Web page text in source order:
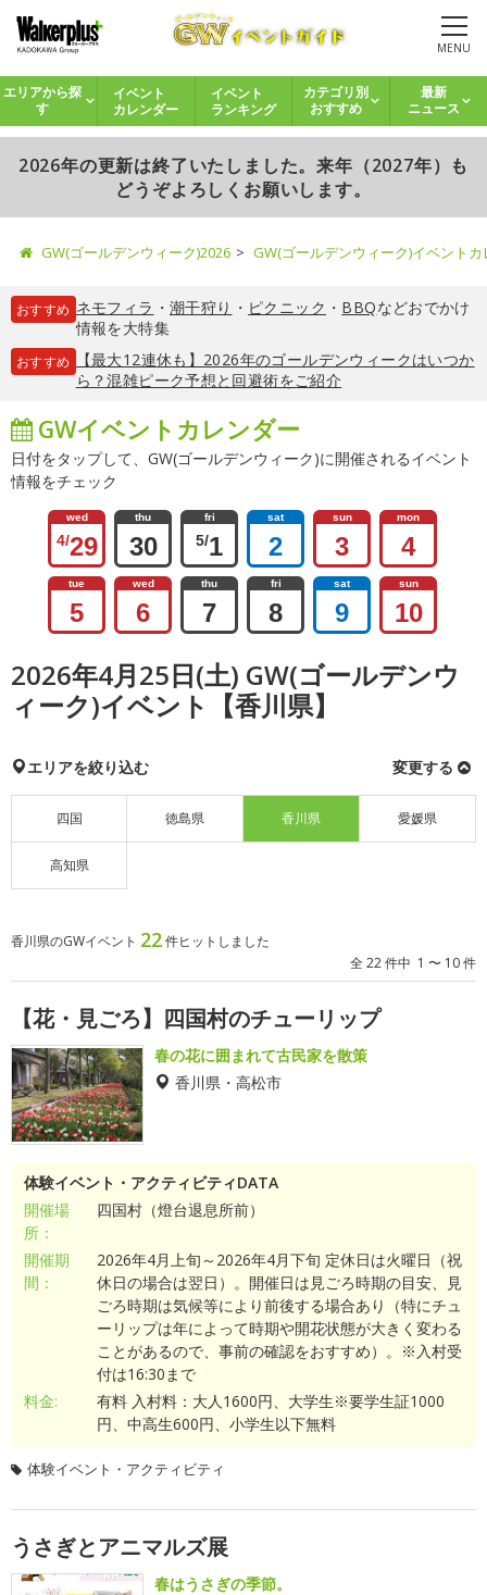
MENU
エリアから探
す
イベント
カレンダー
イベント
ランキング
カテゴリ別
おすすめ
最新
ニュース
2026年の更新は終了いたしました。来年（2027年）も
どうぞよろしくお願いします。
GW(ゴールデンウィーク)2026 GW(ゴールデンウィーク)イベント
おすすめ ネモフィラ ・ 潮干狩り ・ ピクニック ・ BBQなどおでかけ
情報を大特集
おすすめ
【最大12連休も】2026年のゴールデンウィークはいつか
ら？混雑ピーク予想と回避術をご紹介
GWイベントカレンダー
日付をタップして、GW(ゴールデンウィーク)に開催されるイベント
情報をチェック
wed
4/29
thu
30
fri
5/1
sat
2
sun
3
mon
4
tue
5
wed
6
thu
7
fri
8
sat
9
sun
10
2026年4月25日(土) GW(ゴールデンウ
ィーク)イベント【香川県】
エリアを絞り込む 変更する
四国 徳島県 香川県 愛媛県
高知県
香川県のGWイベント 22件ヒットしました
全 22 件中 1 〜 10 件
【花・見ごろ】四国村のチューリップ
春の花に囲まれて古民家を散策
香川県・高松市
体験イベント・アクティビティDATA
開催場
所：
四国村（燈台退息所前）
開催期
間：
2026年4月上旬～2026年4月下旬 定休日は火曜日（祝
休日の場合は翌日）。開催日は見ごろ時期の目安、見
ごろ時期は気候等により前後する場合あり（特にチュ
ーリップは年によって時期や開花状態が大きく変わる
ことがあるので、事前の確認をおすすめ）。※入村受
付は16:30まで
料金:
有料 入村料：大人1600円、大学生※要学生証1000
円、中高生600円、小学生以下無料
体験イベント・アクティビティ
うさぎとアニマルズ展
春はうさぎの季節。